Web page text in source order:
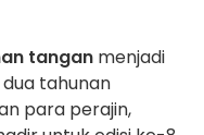
tangan menjadi
tahunan
para perajin,